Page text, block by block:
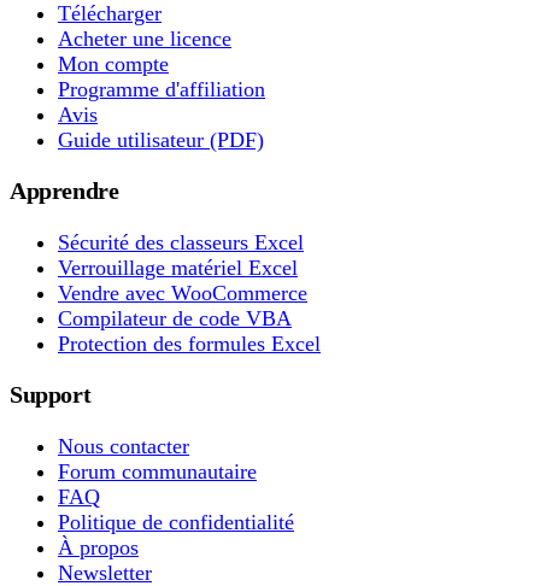
Télécharger
Acheter une licence
Mon compte
Programme d'affiliation
Avis
Guide utilisateur (PDF)
Apprendre
Sécurité des classeurs Excel
Verrouillage matériel Excel
Vendre avec WooCommerce
Compilateur de code VBA
Protection des formules Excel
Support
Nous contacter
Forum communautaire
FAQ
Politique de confidentialité
À propos
Newsletter